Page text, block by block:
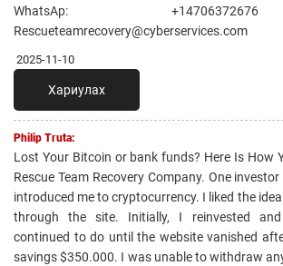
WhatsAp:
Rescueteamrecovery@cyberservices.com
2025-11-10
Хариулах
Philip Truta:
Lost Your Bitcoin or bank funds? Here Is How
Rescue Team Recovery Company. One
introduced me to cryptocurrency. I liked the
through the site. Initially, I reinvested
continued to do until the website vanished
savings $350.000. I was unable to withdraw